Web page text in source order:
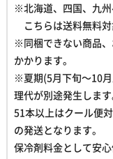
※北海道、四国、九州
こちらは送料無料対
※同梱できない商品
かかります。
※夏期(5月下旬～10月
理代が別途発生します
51本以上はクール便対
の発送となります。
保冷剤料金として安